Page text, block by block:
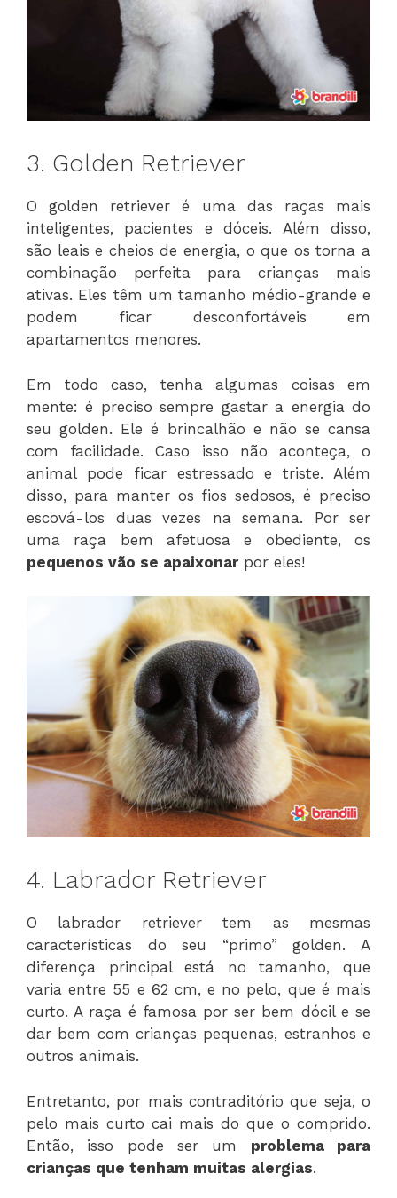
3. Golden Retriever
O golden retriever é uma das raças mais
inteligentes, pacientes e dóceis. Além disso,
são leais e cheios de energia, o que os torna a
combinação perfeita para crianças mais
ativas. Eles têm um tamanho médio-grande e
podem ficar desconfortáveis em
apartamentos menores.
Em todo caso, tenha algumas coisas em
mente: é preciso sempre gastar a energia do
seu golden. Ele é brincalhão e não se cansa
com facilidade. Caso isso não aconteça, o
animal pode ficar estressado e triste. Além
disso, para manter os fios sedosos, é preciso
escová-los duas vezes na semana. Por ser
uma raça bem afetuosa e obediente, os
pequenos vão se apaixonarpor eles!
4. Labrador Retriever
O labrador retriever tem as mesmas
características do seu “primo” golden. A
diferença principal está no tamanho, que
varia entre 55 e 62 cm, e no pelo, que é mais
curto. A raça é famosa por ser bem dócil e se
dar bem com crianças pequenas, estranhos e
outros animais.
Entretanto, por mais contraditório que seja, o
pelo mais curto cai mais do que o comprido.
Então, isso pode ser um problema para
crianças que tenham muitas alergias.